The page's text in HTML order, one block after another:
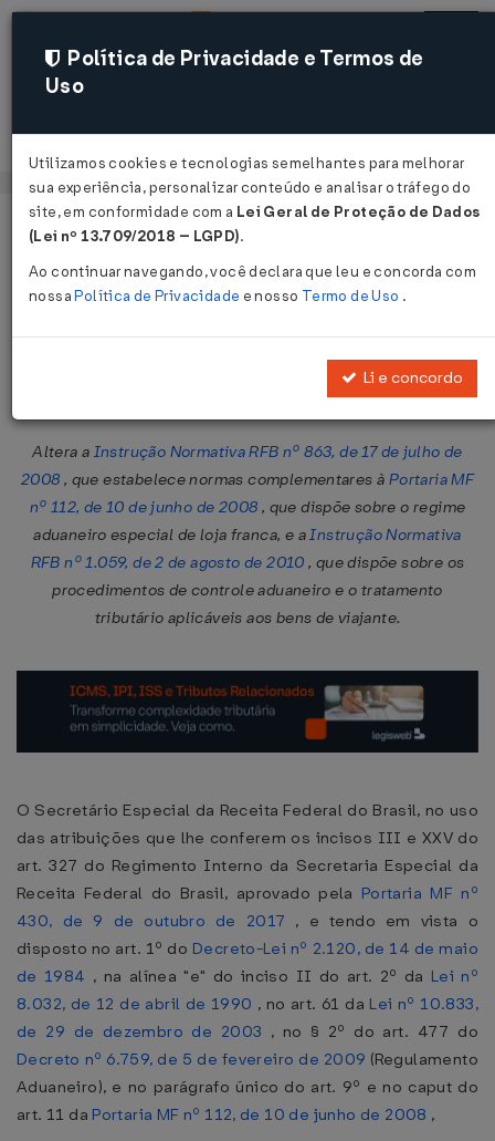
Acessar
Página Inicial Legislações
Instrução Normativa RFB Nº 1920
Altera a Instrução Normativa RFB nº 863, de 17 de julho de
2008 , que estabelece normas complementares à Portaria MF
nº 112, de 10 de junho de 2008 , que dispõe sobre o regime
aduaneiro especial de loja franca, e aInstrução Normativa
RFB nº 1.059, de 2 de agosto de 2010 , que dispõe sobre os
procedimentos de controle aduaneiro e o tratamento
tributário aplicáveis aos bens de viajante.
O Secretário Especial da Receita Federal do Brasil, no uso
das atribuições que lhe conferem os incisos III e XXV do
art. 327 do Regimento Interno da Secretaria Especial da
Receita Federal do Brasil, aprovado pela Portaria MF nº
430, de 9 de outubro de 2017 , e tendo em vista o
disposto no art. 1º do Decreto-Lei nº 2.120, de 14 de maio
de 1984 , na alínea "e" do inciso II do art. 2º da Lei nº
8.032, de 12 de abril de 1990 , no art. 61 da Lei nº 10.833,
de 29 de dezembro de 2003 , no § 2º do art. 477 do
Decreto nº 6.759, de 5 de fevereiro de 2009 (Regulamento
Aduaneiro), e no parágrafo único do art. 9º e no caput do
art. 11 da Portaria MF nº 112, de 10 de junho de 2008 ,
Política de Privacidade e Termos de
Uso
Utilizamos cookies e tecnologias semelhantes para melhorar
sua experiência, personalizar conteúdo e analisar o tráfego do
site, em conformidade com a Lei Geral de Proteção de Dados
(Lei nº 13.709/2018 – LGPD).
Ao continuar navegando, você declara que leu e concorda com
nossaPolítica de Privacidade e nosso Termo de Uso .
Li e concordo